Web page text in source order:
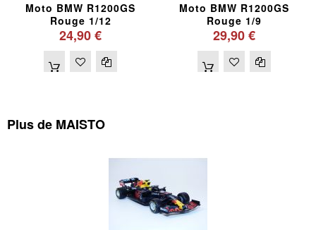
Moto BMW R1200GS
Rouge 1/12
24,90 €
Moto BMW R1200GS
Rouge 1/9
29,90 €
Plus de MAISTO